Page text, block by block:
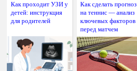
Как проходит УЗИ у
детей: инструкция
для родителей
Как сделать прогноз
на теннис — анализ
ключевых факторов
перед матчем